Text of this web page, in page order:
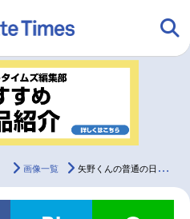
アニメ
画像一覧 矢野くんの普通の日々（実写）の画像をまとめました